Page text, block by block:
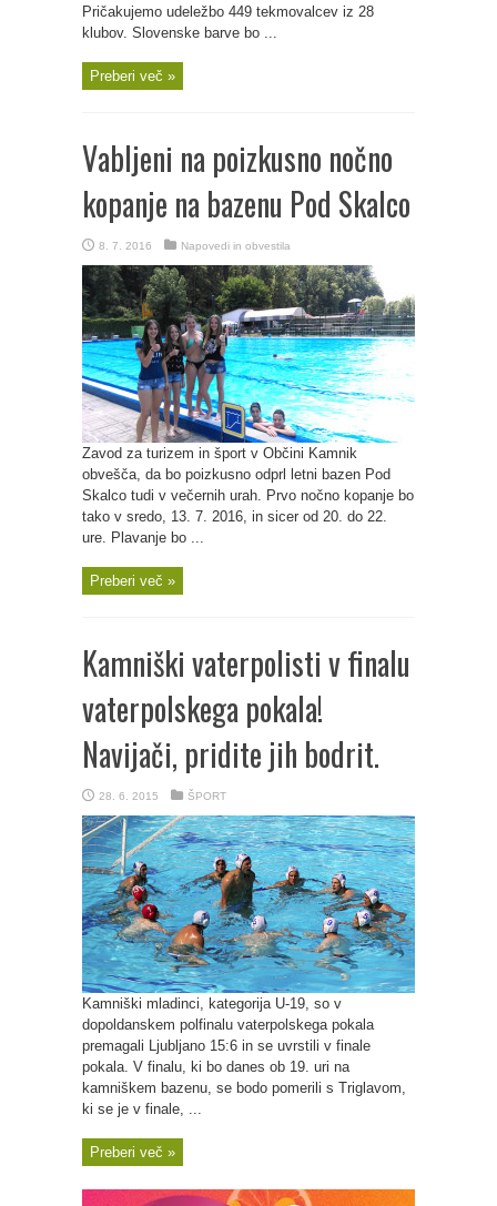
Pričakujemo udeležbo 449 tekmovalcev iz 28
klubov. Slovenske barve bo ...
Preberi več »
Vabljeni na poizkusno nočno
kopanje na bazenu Pod Skalco
8. 7. 2016 Napovedi in obvestila
Zavod za turizem in šport v Občini Kamnik
obvešča, da bo poizkusno odprl letni bazen Pod
Skalco tudi v večernih urah. Prvo nočno kopanje bo
tako v sredo, 13. 7. 2016, in sicer od 20. do 22.
ure. Plavanje bo ...
Preberi več »
Kamniški vaterpolisti v finalu
vaterpolskega pokala!
Navijači, pridite jih bodrit.
28. 6. 2015 ŠPORT
Kamniški mladinci, kategorija U-19, so v
dopoldanskem polfinalu vaterpolskega pokala
premagali Ljubljano 15:6 in se uvrstili v finale
pokala. V finalu, ki bo danes ob 19. uri na
kamniškem bazenu, se bodo pomerili s Triglavom,
ki se je v finale, ...
Preberi več »